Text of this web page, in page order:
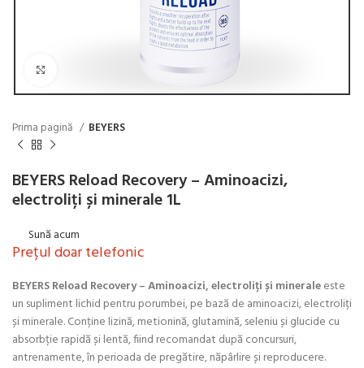
Prima pagină BEYERS
BEYERS Reload Recovery – Aminoacizi,
electroliți și minerale 1L
Sună acum
Prețul doar telefonic
BEYERS Reload Recovery – Aminoacizi, electroliți și mineraleeste
un supliment lichid pentru porumbei, pe bază de aminoacizi, electroliți
și minerale. Conține lizină, metionină, glutamină, seleniu și glucide cu
absorbție rapidă și lentă, fiind recomandat după concursuri,
antrenamente, în perioada de pregătire, năpârlire și reproducere.